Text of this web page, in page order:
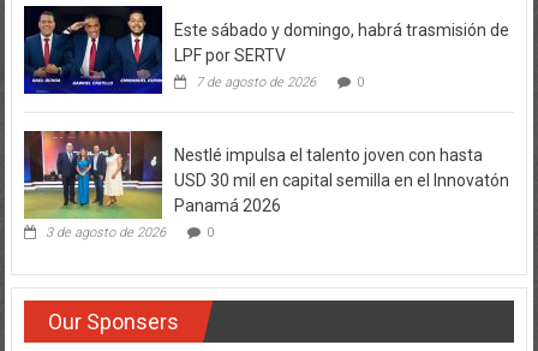
Este sábado y domingo, habrá trasmisión de
LPF por SERTV
7 de agosto de 2026 0
Nestlé impulsa el talento joven con hasta
USD 30 mil en capital semilla en el Innovatón
Panamá 2026
3 de agosto de 2026 0
Our Sponsers